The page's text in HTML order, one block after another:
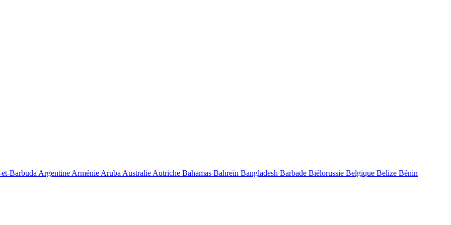
Barbuda Argentine Arménie Aruba Australie Autriche Bahamas Bahreïn Bangladesh Barbade Biélorussie Belgique Belize Bénin